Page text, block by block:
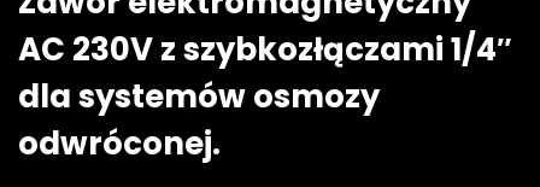
AC 230V z szybkozłączami 1/4″
dla systemów osmozy
odwróconej.